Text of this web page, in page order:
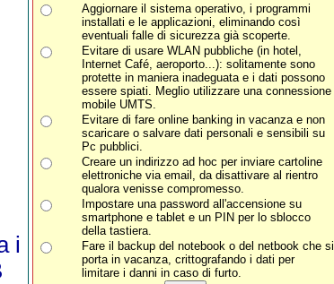
i
Aggiornare il sistema operativo, i programmi
installati e le applicazioni, eliminando così
eventuali falle di sicurezza già scoperte.
Evitare di usare WLAN pubbliche (in hotel,
Internet Café, aeroporto...): solitamente sono
protette in maniera inadeguata e i dati possono
essere spiati. Meglio utilizzare una connessione
mobile UMTS.
Evitare di fare online banking in vacanza e non
scaricare o salvare dati personali e sensibili su
Pc pubblici.
Creare un indirizzo ad hoc per inviare cartoline
elettroniche via email, da disattivare al rientro
qualora venisse compromesso.
Impostare una password all'accensione su
smartphone e tablet e un PIN per lo sblocco
della tastiera.
Fare il backup del notebook o del netbook che si
porta in vacanza, crittografando i dati per
limitare i danni in caso di furto.